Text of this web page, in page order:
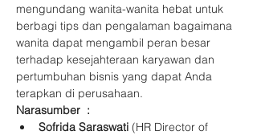
mengundang wanita-wanita hebat untuk
berbagi tips dan pengalaman bagaimana
wanita dapat mengambil peran besar
terhadap kesejahteraan karyawan dan
pertumbuhan bisnis yang dapat Anda
terapkan di perusahaan.
Narasumber  :
Sofrida Saraswati (HR Director of